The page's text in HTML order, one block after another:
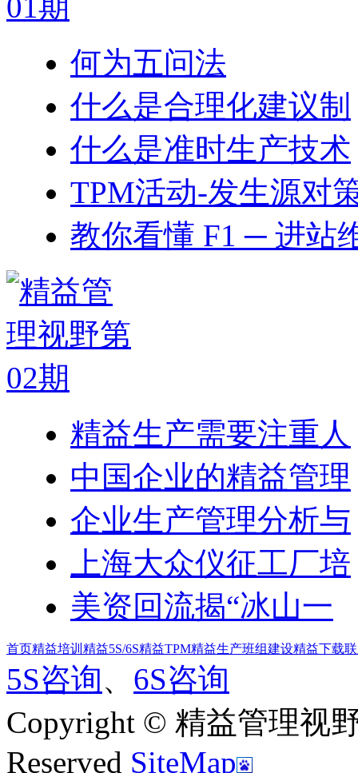
何为五问法
什么是合理化建议制
什么是准时生产技术
TPM活动-发生源对
教你看懂 F1 ─ 进站
精益生产需要注重人
中国企业的精益管理
企业生产管理分析与
上海大众仪征工厂培
美资回流揭“冰山一
首页精益培训 精益5S/6S精益TPM精益生产班组建设精益下载
5S咨询、 6S咨询
Copyright © 精益管理视
Reserved SiteMap